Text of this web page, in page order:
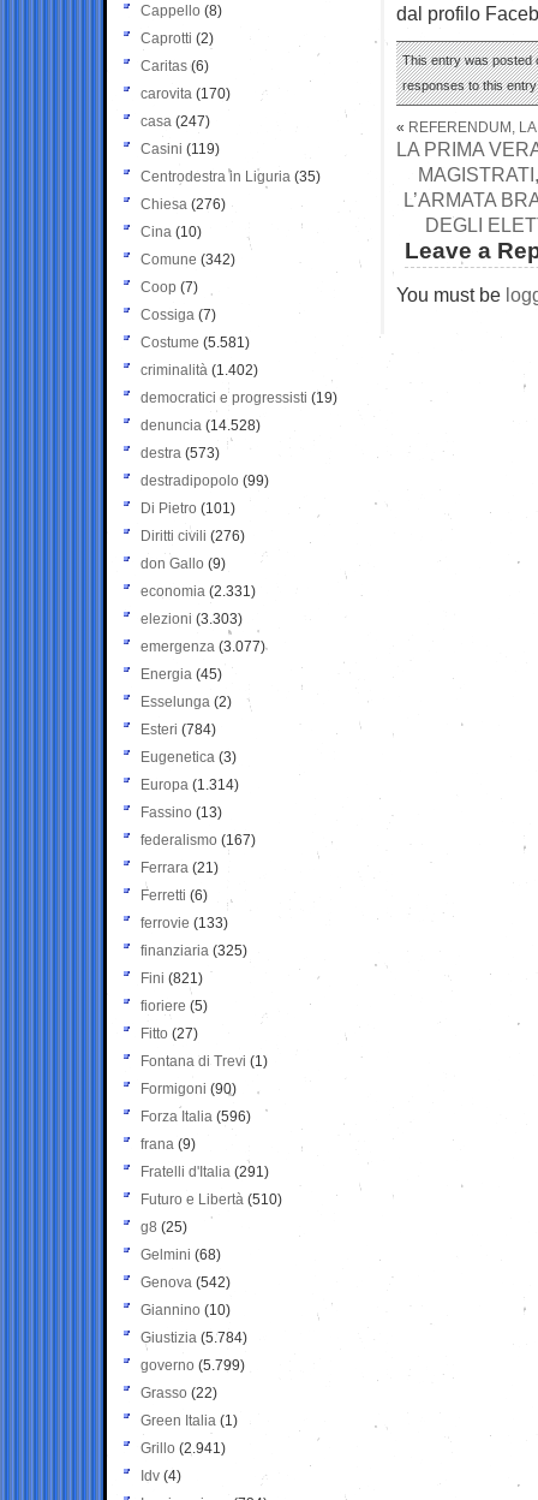
dal profilo
This entry was posted
responses to this
« REFERENDUM,
LA PRIMA
L’ARMATA
DEGLI
Leave a
You must be
Cappello (8)
Caprotti (2)
Caritas (6)
carovita (170)
casa (247)
Casini (119)
Centrodestra in Liguria (35)
Chiesa (276)
Cina (10)
Comune (342)
Coop (7)
Cossiga (7)
Costume (5.581)
criminalità (1.402)
democratici e progressisti (19)
denuncia (14.528)
destra (573)
destradipopolo (99)
Di Pietro (101)
Diritti civili (276)
don Gallo (9)
economia (2.331)
elezioni (3.303)
emergenza (3.077)
Energia (45)
Esselunga (2)
Esteri (784)
Eugenetica (3)
Europa (1.314)
Fassino (13)
federalismo (167)
Ferrara (21)
Ferretti (6)
ferrovie (133)
finanziaria (325)
Fini (821)
fioriere (5)
Fitto (27)
Fontana di Trevi (1)
Formigoni (90)
Forza Italia (596)
frana (9)
Fratelli d'Italia (291)
Futuro e Libertà (510)
g8 (25)
Gelmini (68)
Genova (542)
Giannino (10)
Giustizia (5.784)
governo (5.799)
Grasso (22)
Green Italia (1)
Grillo (2.941)
Idv (4)